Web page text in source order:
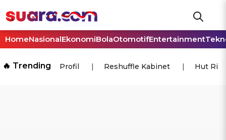
HomeNasionalEkonomiBolaOtomotifEntertainment
🔥 Trending Profil Reshuffle Kabinet Hut Ri